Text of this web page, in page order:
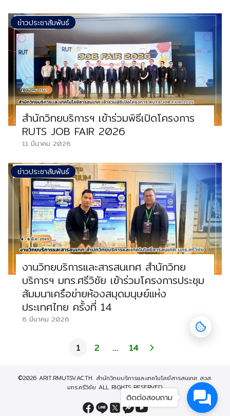
ข่าวประชาสัมพันธ์
สำนักวิทยบริการฯ เข้าร่วมพิธีเปิดโครงการ
RUTS JOB FAIR 2026
11 มีนาคม 2026
ข่าวประชาสัมพันธ์
งานวิทยบริการและสารสนเทศ สำนักวิทย
บริการฯ มทร.ศรีวิชัย เข้าร่วมโครงการประชุม
สัมมนาเครือข่ายห้องสมุดมนุษย์แห่ง
ประเทศไทย ครั้งที่ 14
6 มีนาคม 2026
1 2 … 14
©2026 ARIT.RMUTSV.AC.TH. สำนักวิทยบริการและเทคโนโลยีสารสนเทศ สวส.
มทร.ศรีวิชัย ALL RIGHTS RESERVED.
ติดต่อสอบถาม